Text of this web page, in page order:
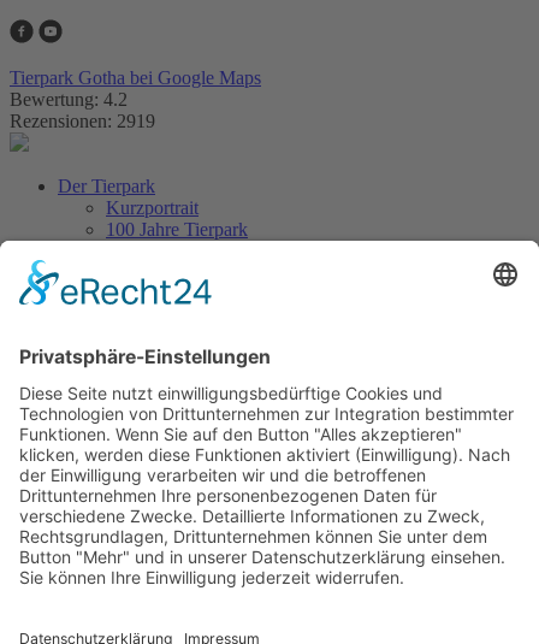
Tierpark Gotha bei Google Maps
Bewertung: 4.2
Rezensionen: 2919
Der Tierpark
Kurzportrait
100 Jahre Tierpark
Artenschutz
Lageplan
Anfahrt & Parken
Gastronomie
Barrierefreiheit
Kontakt
Erlebniswelt
Veranstaltungen
Höhepunkte & Feste
Ferienprogramm
Neuigkeiten